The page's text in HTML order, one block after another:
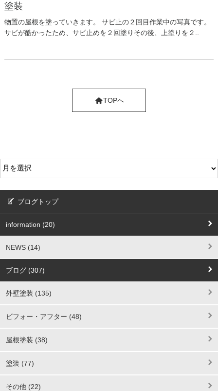
塗装
物置の屋根を塗っていきます。 サビ止の２回目作業中の写真です。
サビが酷かったため、サビ止めを２回塗りその後、上塗りを２..
TOPへ
ブログトップ
information (20)
NEWS (14)
ブログ (307)
外壁塗装 (135)
ビフォー・アフター (48)
屋根塗装 (38)
塗装 (77)
その他 (22)